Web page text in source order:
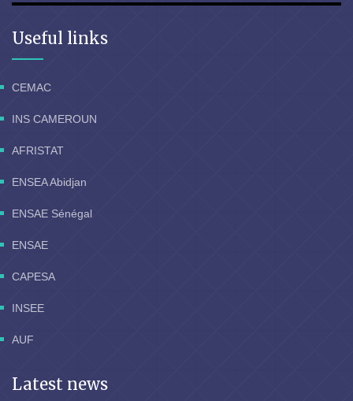
Useful links
CEMAC
INS CAMEROUN
AFRISTAT
ENSEA Abidjan
ENSAE Sénégal
ENSAE
CAPESA
INSEE
AUF
Latest news